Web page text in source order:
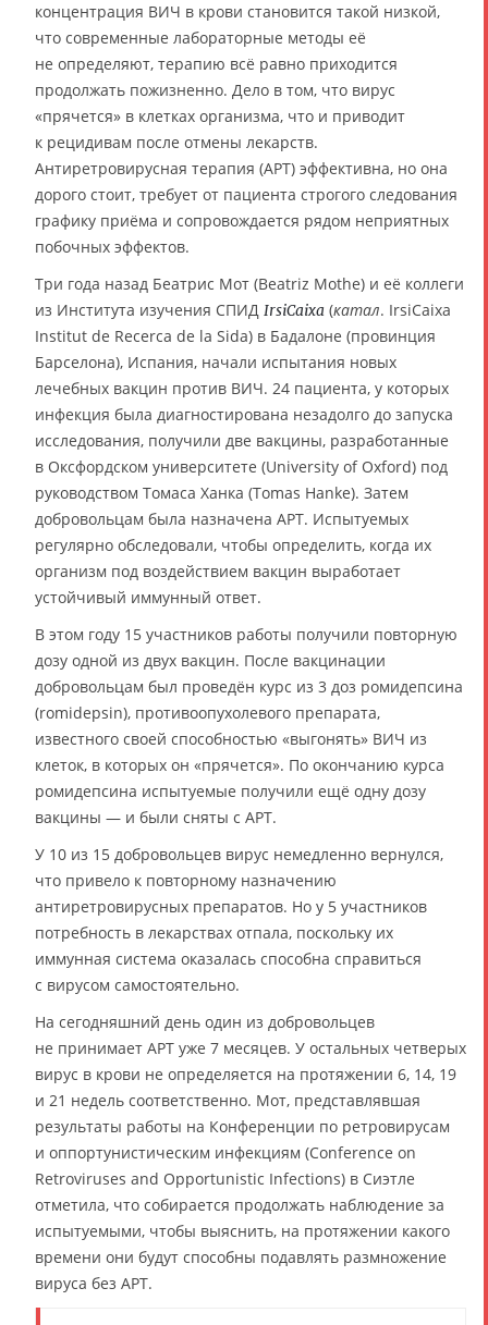
концентрация ВИЧ в крови становится такой низкой,
что современные лабораторные методы её
не определяют, терапию всё равно приходится
продолжать пожизненно. Дело в том, что вирус
«прячется» в клетках организма, что и приводит
к рецидивам после отмены лекарств.
Антиретровирусная терапия (АРТ) эффективна, но она
дорого стоит, требует от пациента строгого следования
графику приёма и сопровождается рядом неприятных
побочных эффектов.
Три года назад Беатрис Мот (Beatriz Mothe) и её коллеги
из Института изучения СПИД IrsiCaixa (катал. IrsiCaixa
Institut de Recerca de la Sida) в Бадалоне (провинция
Барселона), Испания, начали испытания новых
лечебных вакцин против ВИЧ. 24 пациента, у которых
инфекция была диагностирована незадолго до запуска
исследования, получили две вакцины, разработанные
в Оксфордском университете (University of Oxford) под
руководством Томаса Ханка (Tomas Hanke). Затем
добровольцам была назначена АРТ. Испытуемых
регулярно обследовали, чтобы определить, когда их
организм под воздействием вакцин выработает
устойчивый иммунный ответ.
В этом году 15 участников работы получили повторную
дозу одной из двух вакцин. После вакцинации
добровольцам был проведён курс из 3 доз ромидепсина
(romidepsin), противоопухолевого препарата,
известного своей способностью «выгонять» ВИЧ из
клеток, в которых он «прячется». По окончанию курса
ромидепсина испытуемые получили ещё одну дозу
вакцины — и были сняты с АРТ.
У 10 из 15 добровольцев вирус немедленно вернулся,
что привело к повторному назначению
антиретровирусных препаратов. Но у 5 участников
потребность в лекарствах отпала, поскольку их
иммунная система оказалась способна справиться
с вирусом самостоятельно.
На сегодняшний день один из добровольцев
не принимает АРТ уже 7 месяцев. У остальных четверых
вирус в крови не определяется на протяжении 6, 14, 19
и 21 недель соответственно. Мот, представлявшая
результаты работы на Конференции по ретровирусам
и оппортунистическим инфекциям (Conference on
Retroviruses and Opportunistic Infections) в Сиэтле
отметила, что собирается продолжать наблюдение за
испытуемыми, чтобы выяснить, на протяжении какого
времени они будут способны подавлять размножение
вируса без АРТ.